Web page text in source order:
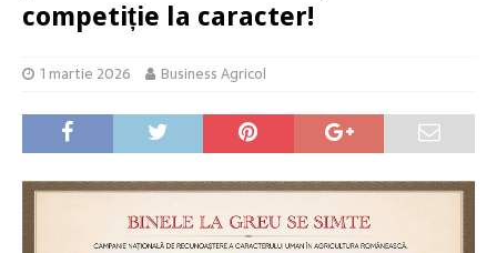
competiție la caracter!
1 martie 2026 Business Agricol